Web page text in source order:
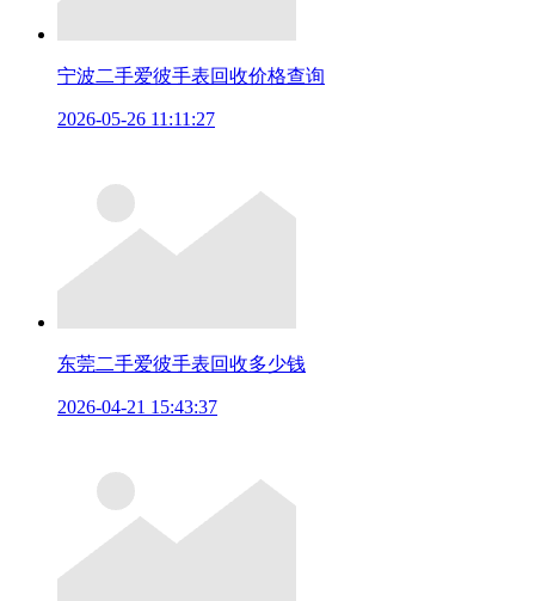
宁波二手爱彼手表回收价格查询
2026-05-26 11:11:27
东莞二手爱彼手表回收多少钱
2026-04-21 15:43:37